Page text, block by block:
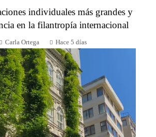
individuales más grandes y
en la filantropía internacional
Carla Ortega Hace 5 días